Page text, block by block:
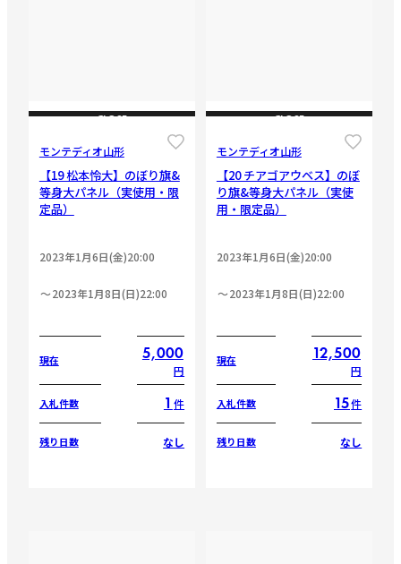
CLOSE
モンテディオ山形
【19 松本怜大】のぼり旗&
等身大パネル（実使用・限
定品）
2023年1月6日(金)20:00
2023年1月8日(日)22:00
現在 5,000
円
入札件数 1 件
残り日数 なし
CLOSE
モンテディオ山形
【20 チアゴアウベス】のぼ
り旗&等身大パネル（実使
用・限定品）
2023年1月6日(金)20:00
2023年1月8日(日)22:00
現在 12,500
円
入札件数 15件
残り日数 なし